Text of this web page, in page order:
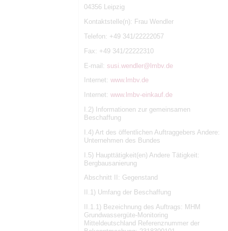
04356 Leipzig
Kontaktstelle(n): Frau Wendler
Telefon: +49 341/22222057
Fax: +49 341/22222310
E-mail: susi.wendler@lmbv.de
Internet: www.lmbv.de
Internet: www.lmbv-einkauf.de
I.2) Informationen zur gemeinsamen
Beschaffung
I.4) Art des öffentlichen Auftraggebers Andere:
Unternehmen des Bundes
I.5) Haupttätigkeit(en) Andere Tätigkeit:
Bergbausanierung
Abschnitt II: Gegenstand
II.1) Umfang der Beschaffung
II.1.1) Bezeichnung des Auftrags: MHM
Grundwassergüte-Monitoring
Mitteldeutschland Referenznummer der